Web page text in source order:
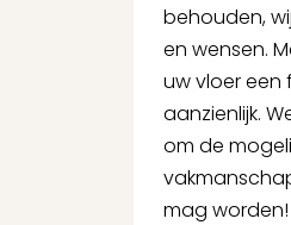
behouden,
en wensen.
uw vloer een
aanzienlijk.
om de
mag worden!